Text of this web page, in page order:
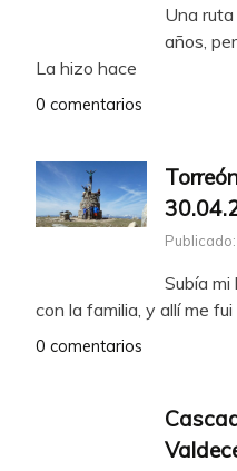
Una
años,
La hizo hace
0 comentarios
Subía
con la familia, y allí me
0 comentarios